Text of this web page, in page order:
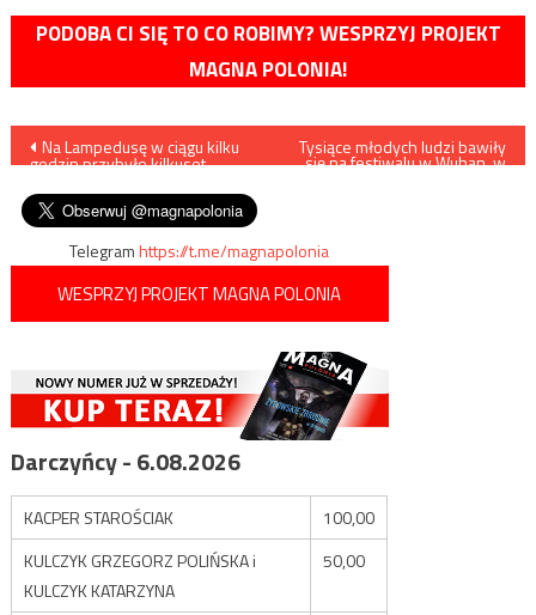
PODOBA CI SIĘ TO CO ROBIMY? WESPRZYJ PROJEKT
MAGNA POLONIA!
Nawigacja
wpisu
Na Lampedusę w ciągu kilku
godzin przybyło kilkuset
Tysiące młodych ludzi bawiły
się na festiwalu w Wuhan, w
Telegramhttps://t.me/magnapolonia
WESPRZYJ PROJEKT MAGNA POLONIA
Darczyńcy - 6.08.2026
KACPER STAROŚCIAK
100,00
KULCZYK GRZEGORZ POLIŃSKA i
KULCZYK KATARZYNA
50,00